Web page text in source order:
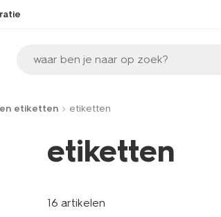
waar ben je naar op zoek?
etiketten etiketten
etiketten
16 artikelen